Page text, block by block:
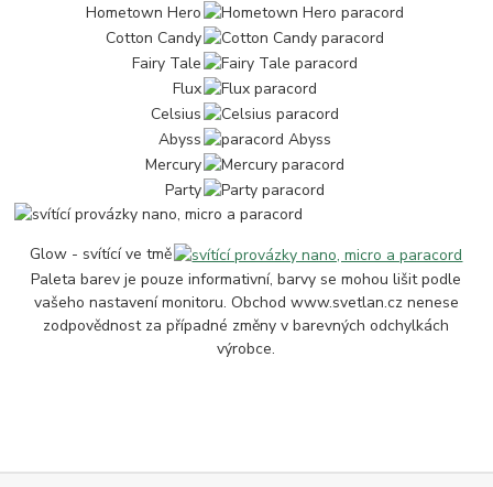
Hometown Hero
Cotton Candy
Fairy Tale
Flux
Celsius
Abyss
Mercury
Party
Glow - svítící ve tmě
Paleta barev je pouze informativní, barvy se mohou lišit podle
vašeho nastavení monitoru. Obchod www.svetlan.cz nenese
zodpovědnost za případné změny v barevných odchylkách
výrobce.